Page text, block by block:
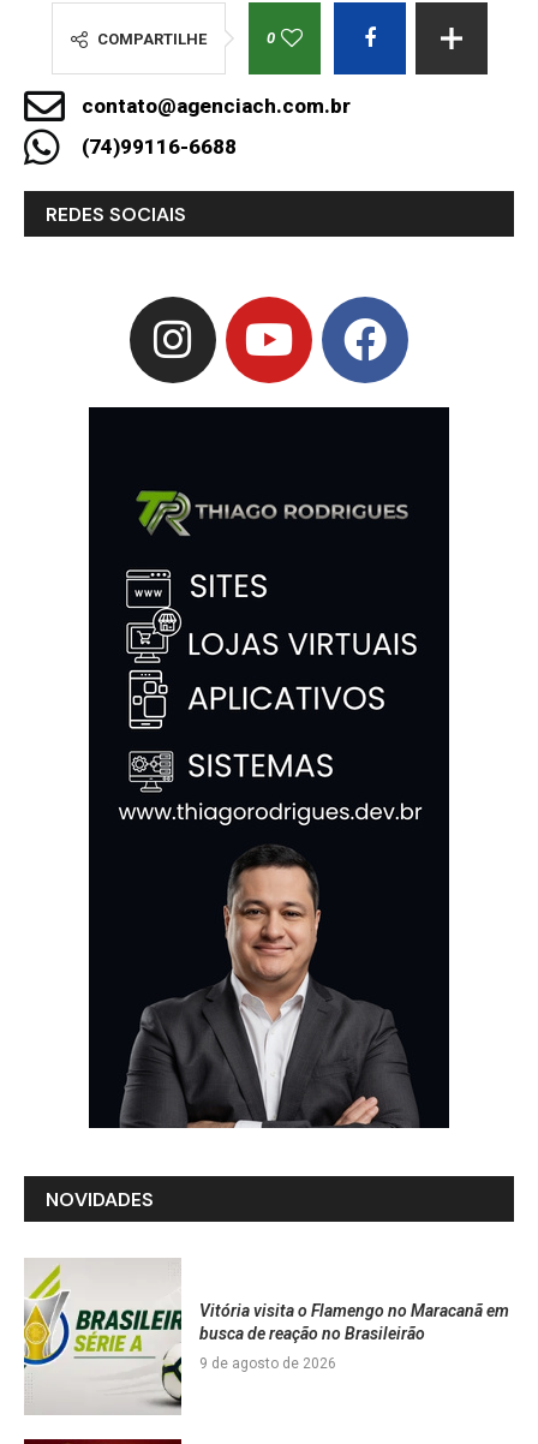
COMPARTILHE 0
contato@agenciach.com.br
(74)99116-6688
REDES SOCIAIS
NOVIDADES
Vitória visita o Flamengo no Maracanã em
busca de reação no Brasileirão
9 de agosto de 2026